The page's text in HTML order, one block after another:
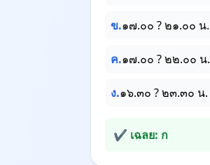
ข.๑๗.๐๐ ? ๒๑.๐๐ น.
ค.๑๗.๐๐ ? ๒๒.๐๐ น.
ง.๑๖.๓๐ ? ๒๓.๓๐ น.
✔ เฉลย: ก